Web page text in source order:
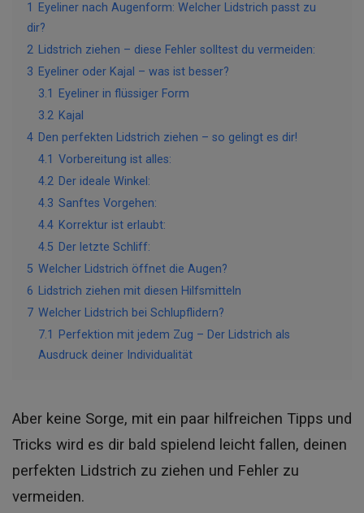
1
Eyeliner nach Augenform: Welcher Lidstrich passt zu
dir?
2 Lidstrich ziehen – diese Fehler solltest du vermeiden:
3 Eyeliner oder Kajal – was ist besser?
3.1
Eyeliner in flüssiger Form
3.2 Kajal
4 Den perfekten Lidstrich ziehen – so gelingt es dir!
4.1 Vorbereitung ist alles:
4.2 Der ideale Winkel:
4.3 Sanftes Vorgehen:
4.4 Korrektur ist erlaubt:
4.5 Der letzte Schliff:
5 Welcher Lidstrich öffnet die Augen?
6 Lidstrich ziehen mit diesen Hilfsmitteln
7 Welcher Lidstrich bei Schlupflidern?
7.1
Perfektion mit jedem Zug – Der Lidstrich als
Ausdruck deiner Individualität
Aber keine Sorge, mit ein paar hilfreichen Tipps und
Tricks wird es dir bald spielend leicht fallen, deinen
perfekten Lidstrich zu ziehen und Fehler zu
vermeiden.